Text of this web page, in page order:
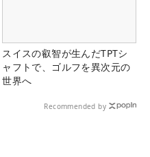
スイスの叡智が生んだTPTシ
ャフトで、ゴルフを異次元の
世界へ
Recommended by